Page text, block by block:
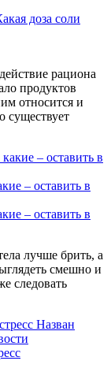
доза соли
рациона
продуктов
относится и
существует
– оставить в
– оставить в
лучше брить, а
смешно и
следовать
Назван